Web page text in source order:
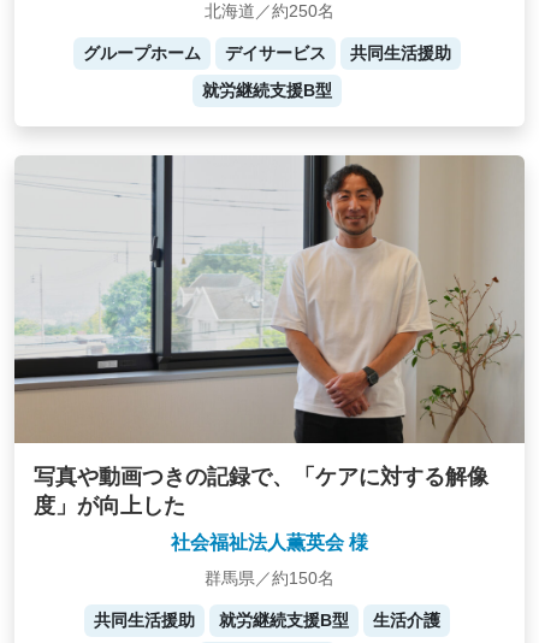
北海道／約250名
グループホーム デイサービス
共同生活援助
就労継続支援B型
写真や動画つきの記録で、「ケアに対する解像
度」が向上した
社会福祉法人薫英会 様
群馬県／約150名
共同生活援助 就労継続支援B型
生活介護